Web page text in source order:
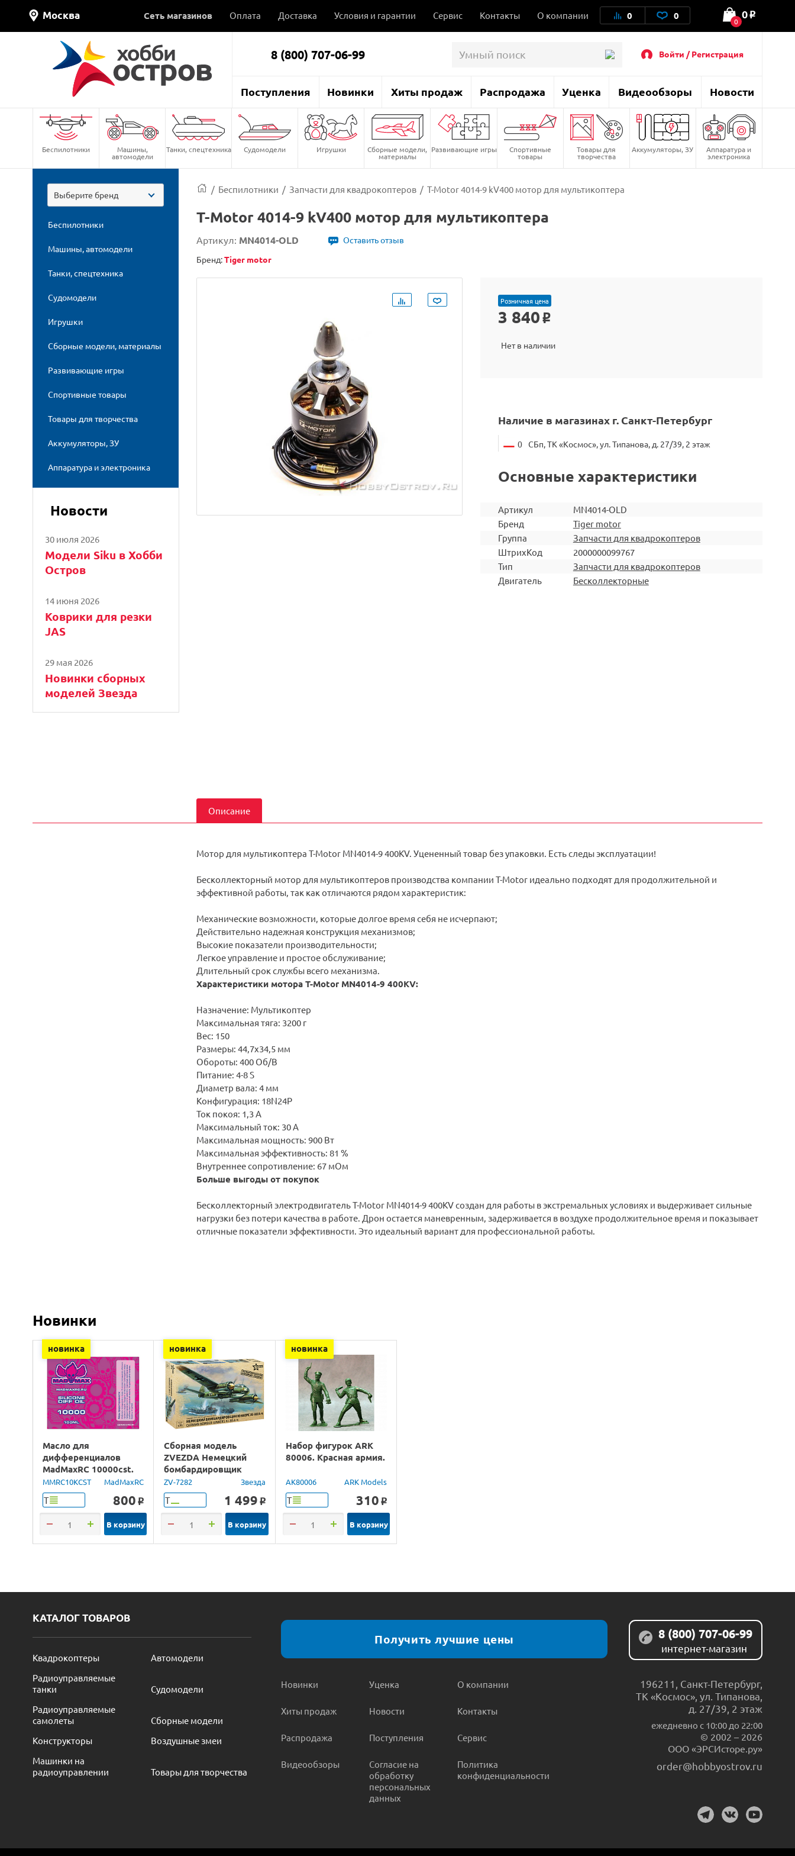
Москва Сеть магазинов Оплата Доставка Условия и гарантии Сервис Контакты О компании 0 0 0
0 o
8 (800) 707-06-99 Войти / Регистрация
Поступления Новинки Хиты продаж Распродажа Уценка Видеообзоры Новости
Беспилотники Машины,
автомодели
Танки, спецтехника Судомодели Игрушки Сборные модели,
материалы
Развивающие игры Спортивные
товары
Товары для
творчества
Аккумуляторы, ЗУ Аппаратура и
электроника
Выберите бренд
Беспилотники
Машины, автомодели
Танки, спецтехника
Судомодели
Игрушки
Сборные модели, материалы
Развивающие игры
Спортивные товары
Товары для творчества
Аккумуляторы, ЗУ
Аппаратура и электроника
Новости
30 июля 2026
Модели Siku в Хобби
Остров
14 июня 2026
Коврики для резки
JAS
29 мая 2026
Новинки сборных
моделей Звезда
/ Беспилотники / Запчасти для квадрокоптеров / T-Motor 4014-9 kV400 мотор для мультикоптера
T-Motor 4014-9 kV400 мотор для мультикоптера
Артикул: MN4014-OLD
Оставить отзыв
Бренд:Tiger motor
Розничная цена
3 840 o
Нет в наличии
Наличие в магазинах г. Санкт-Петербург
0 СБп, ТК «Космос», ул. Типанова, д. 27/39, 2 этаж
Основные характеристики
Артикул
MN4014-OLD
Бренд
Tiger motor
Группа
Запчасти для квадрокоптеров
ШтрихКод
2000000099767
Тип
Запчасти для квадрокоптеров
Двигатель
Бесколлекторные
Описание
Мотор для мультикоптера T-Motor MN4014-9 400KV. Уцененный товар без упаковки. Есть следы эксплуатации!
Бесколлекторный мотор для мультикоптеров производства компании T-Motor идеально подходят для продолжительной и
эффективной работы, так как отличаются рядом характеристик:
Механические возможности, которые долгое время себя не исчерпают;
Действительно надежная конструкция механизмов;
Высокие показатели производительности;
Легкое управление и простое обслуживание;
Длительный срок службы всего механизма.
Характеристики мотора T-Motor MN4014-9 400KV:
Назначение: Мультикоптер
Максимальная тяга: 3200 г
Вес: 150
Размеры: 44,7х34,5 мм
Обороты: 400 Об/В
Питание: 4-8 S
Диаметр вала: 4 мм
Конфигурация: 18N24P
Ток покоя: 1,3 А
Максимальный ток: 30 А
Максимальная мощность: 900 Вт
Максимальная эффективность: 81 %
Внутреннее сопротивление: 67 мОм
Больше выгоды от покупок
Бесколлекторный электродвигатель T-Motor MN4014-9 400KV создан для работы в экстремальных условиях и выдерживает сильные
нагрузки без потери качества в работе. Дрон остается маневренным, задерживается в воздухе продолжительное время и показывает
отличные показатели эффективности. Это идеальный вариант для профессиональной работы.
Новинки
новинка
Масло для
дифференциалов
MadMaxRC 10000cst.
100ml.
MMRC10KCST MadMaxRC
Т 800 o
В корзину
новинка
Сборная модель
ZVEZDA Немецкий
бомбардировщик
Юнкерс Ju-88, 1/72
ZV-7282 Звезда
Т 1 499 o
В корзину
новинка
Набор фигурок ARK
80006. Красная армия.
AK80006 ARK Models
Т 310 o
В корзину
КАТАЛОГ ТОВАРОВ
Квадрокоптеры
Автомодели
Радиоуправляемые
танки
Судомодели
Радиоуправляемые
самолеты
Сборные модели
Конструкторы
Воздушные змеи
Машинки на
радиоуправлении
Товары для творчества
Получить лучшие цены
Новинки
Хиты продаж
Распродажа
Видеообзоры
Уценка
Новости
Поступления
Согласие на
обработку
персональных
данных
О компании
Контакты
Сервис
Политика
конфиденциальности
8 (800) 707-06-99
интернет-магазин
196211 Санкт-Петербург,
ТК «Космос», ул. Типанова,
д. 27/39, 2 этаж
ежедневно c 10:00 до 22:00
© 2002 – 2026
ООО «ЭРСИсторе.ру»
order@hobbyostrov.ru